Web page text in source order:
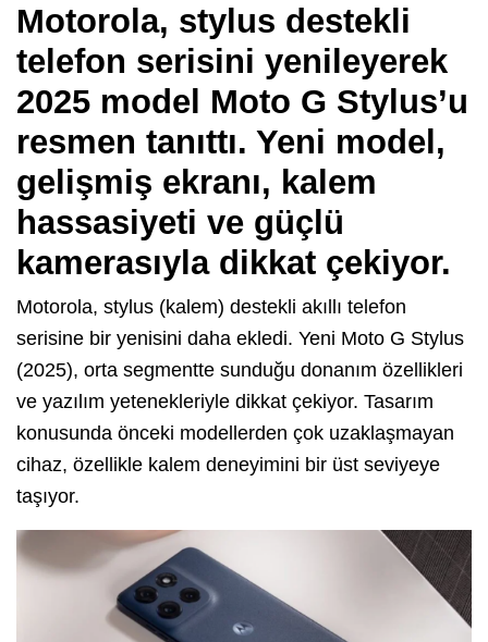
Motorola, stylus destekli
telefon serisini yenileyerek
2025 model Moto G Stylus’u
resmen tanıttı. Yeni model,
gelişmiş ekranı, kalem
hassasiyeti ve güçlü
kamerasıyla dikkat çekiyor.
Motorola, stylus (kalem) destekli akıllı telefon
serisine bir yenisini daha ekledi. Yeni Moto G Stylus
(2025), orta segmentte sunduğu donanım özellikleri
ve yazılım yetenekleriyle dikkat çekiyor. Tasarım
konusunda önceki modellerden çok uzaklaşmayan
cihaz, özellikle kalem deneyimini bir üst seviyeye
taşıyor.